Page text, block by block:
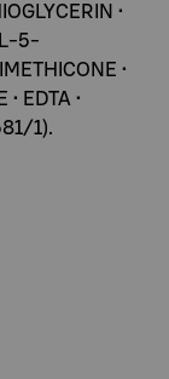
•
5-
•
EDTA •
1).